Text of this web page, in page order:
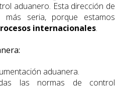
aduanero. Esta dirección de
seria, porque estamos
internacionales.
aduanera.
las normas de control